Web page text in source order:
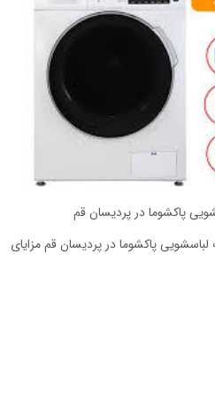
پاکشوما در پردیسان قم
پاکشوما در پردیسان قم مزایای